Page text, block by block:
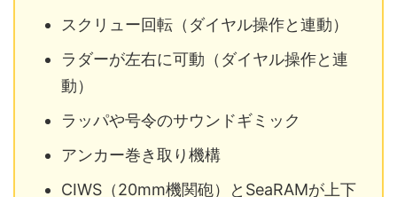
スクリュー回転（ダイヤル操作と連動）
ラダーが左右に可動（ダイヤル操作と連
動）
ラッパや号令のサウンドギミック
アンカー巻き取り機構
CIWS（20mm機関砲）とSeaRAMが上下